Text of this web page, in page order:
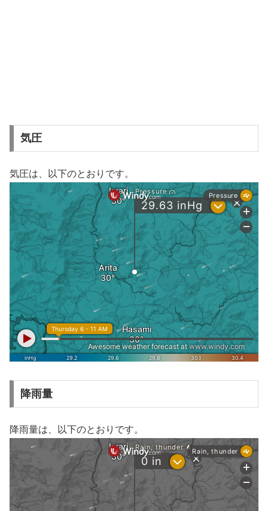
気圧
気圧は、以下のとおりです。
降雨量
降雨量は、以下のとおりです。